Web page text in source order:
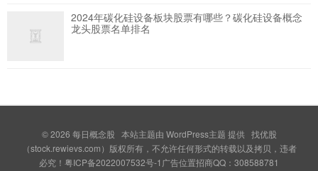
2024年碳化硅设备板块股票有哪些？碳化硅设备概念
龙头股票名单排名
© 2026 每日概念股 本站主题由 WordPress主题 提供 找优股
（stock.rewievs.com）版权所有，不允许任何形式的转载以及拷贝，违者
必究！粤ICP备2022007532号-1广告位置招商QQ：308588781